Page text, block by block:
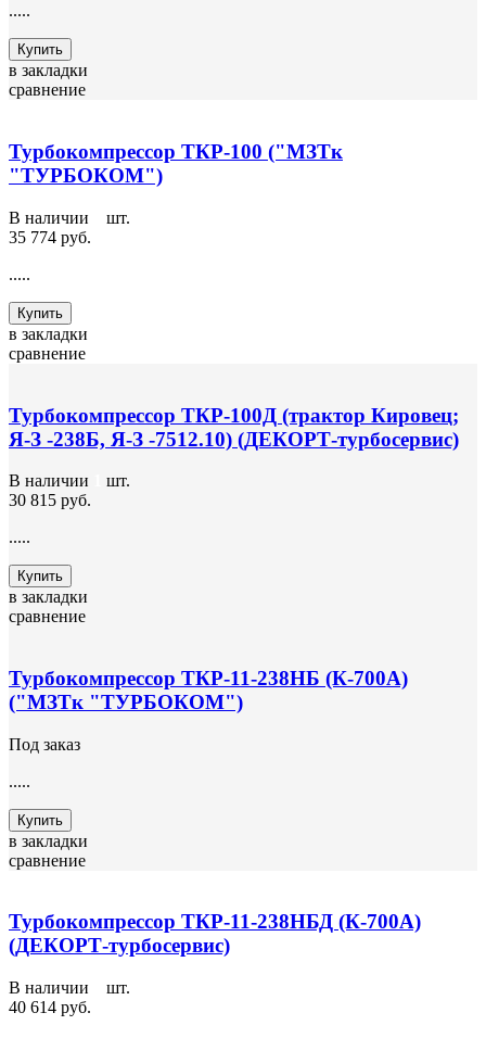
.....
Купить
в закладки
сравнение
Турбокомпрессор ТКР-100 ("МЗТк
"ТУРБОКОМ")
В наличии
шт.
35 774 руб.
.....
Купить
в закладки
сравнение
Турбокомпрессор ТКР-100Д (трактор Кировец;
Я-З -238Б, Я-З -7512.10) (ДЕКОРТ-турбосервис)
В наличии
шт.
30 815 руб.
.....
Купить
в закладки
сравнение
Турбокомпрессор ТКР-11-238НБ (К-700А)
("МЗТк "ТУРБОКОМ")
Под заказ
.....
Купить
в закладки
сравнение
Турбокомпрессор ТКР-11-238НБД (К-700А)
(ДЕКОРТ-турбосервис)
В наличии
шт.
40 614 руб.